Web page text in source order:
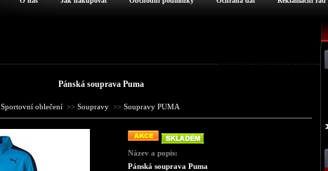
Podrobné informace o zboží
Pánská souprava Puma
Sportovní oblečení >> Soupravy >> Soupravy PUMA
Název a popis:
Pánská souprava Puma